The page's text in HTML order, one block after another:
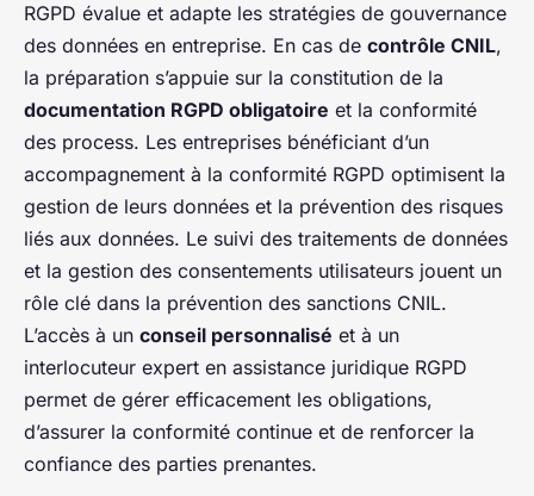
RGPD évalue et adapte les stratégies de gouvernance
des données en entreprise. En cas de contrôle CNIL,
la préparation s’appuie sur la constitution de la
documentation RGPD obligatoire et la conformité
des process. Les entreprises bénéficiant d’un
accompagnement à la conformité RGPD optimisent la
gestion de leurs données et la prévention des risques
liés aux données. Le suivi des traitements de données
et la gestion des consentements utilisateurs jouent un
rôle clé dans la prévention des sanctions CNIL.
L’accès à un conseil personnalisé et à un
interlocuteur expert en assistance juridique RGPD
permet de gérer efficacement les obligations,
d’assurer la conformité continue et de renforcer la
confiance des parties prenantes.